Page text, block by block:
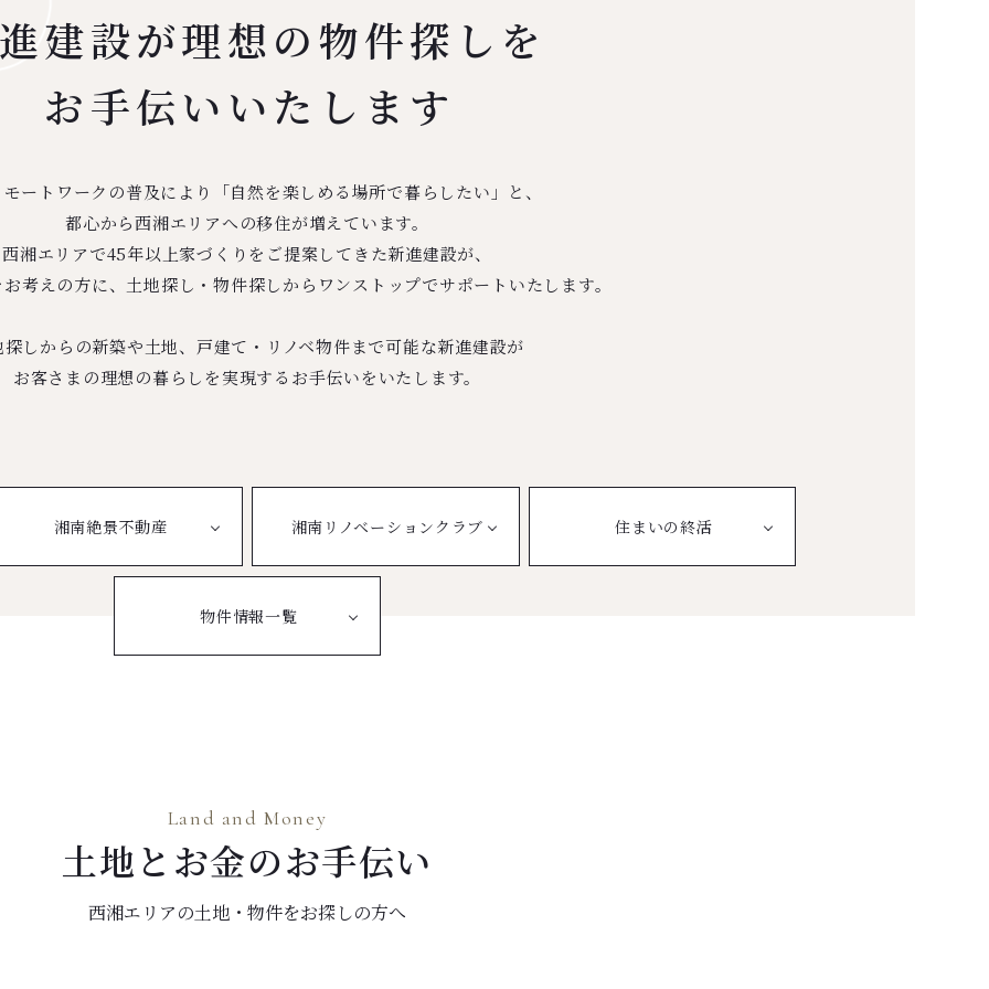
建設が理想の物件探しを
お手伝いいたします
ートワークの普及により「自然を楽しめる場所で暮らしたい」と、
都心から西湘エリアへの移住が増えています。
西湘エリアで45年以上家づくりをご提案してきた新進建設が、
考えの方に、土地探し・物件探しからワンストップでサポートいたします。
探しからの新築や土地、戸建て・リノベ物件まで可能な新進建設が
お客さまの理想の暮らしを実現するお手伝いをいたします。
湘南絶景不動産 湘南リノベーションクラブ 住まいの終活
物件情報一覧
Land and Money
土地とお金のお手伝い
西湘エリアの土地・物件をお探しの方へ